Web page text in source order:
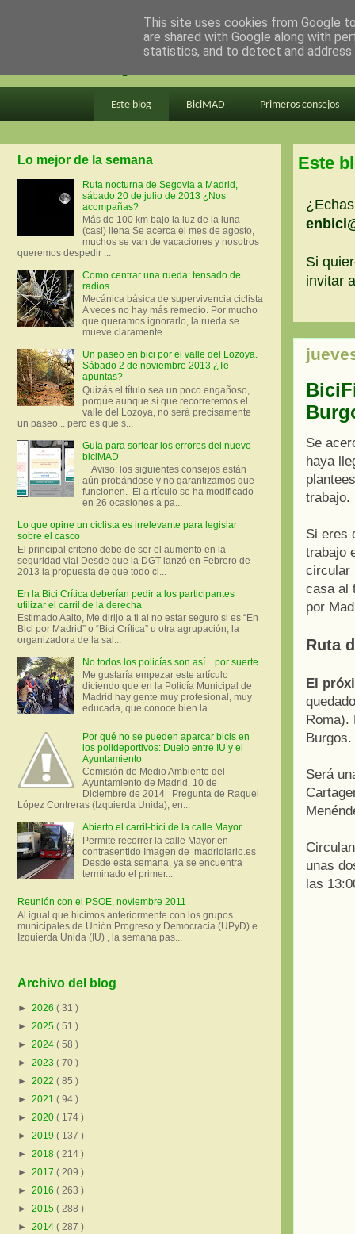
en bici por madrid
Este blog BiciMAD Primeros consejos
Este
Si
invitar
Se
haya
trabajo.
Si eres
trabajo
circular
casa al
por
Ruta
El
Roma).
Burgos.
Será
unas
las
Lo mejor de la semana
Ruta nocturna de Segovia a Madrid,
sábado 20 de julio de 2013 ¿Nos
acompañas?
Más de 100 km bajo la luz de la luna
(casi) llena Se acerca el mes de agosto,
muchos se van de vacaciones y nosotros
queremos despedir ...
Como centrar una rueda: tensado de
radios
Mecánica básica de supervivencia ciclista
A veces no hay más remedio. Por mucho
que queramos ignorarlo, la rueda se
mueve claramente ...
Un paseo en bici por el valle del Lozoya.
Sábado 2 de noviembre 2013 ¿Te
apuntas?
Quizás el título sea un poco engañoso,
porque aunque sí que recorreremos el
valle del Lozoya, no será precisamente
un paseo... pero es que s...
Guía para sortear los errores del nuevo
biciMAD
Aviso: los siguientes consejos están
aún probándose y no garantizamos que
funcionen. El a rtículo se ha modificado
en 26 ocasiones a pa...
Lo que opine un ciclista es irrelevante para legislar
sobre el casco
El principal criterio debe de ser el aumento en la
seguridad vial Desde que la DGT lanzó en Febrero de
2013 la propuesta de que todo ci...
En la Bici Crítica deberían pedir a los participantes
utilizar el carril de la derecha
Estimado Aalto, Me dirijo a ti al no estar seguro si es “En
Bici por Madrid” o “Bici Crítica” u otra agrupación, la
organizadora de la sal...
No todos los policías son así... por suerte
Me gustaría empezar este artículo
diciendo que en la Policía Municipal de
Madrid hay gente muy profesional, muy
educada, que conoce bien la ...
Por qué no se pueden aparcar bicis en
los polideportivos: Duelo entre IU y el
Ayuntamiento
Comisión de Medio Ambiente del
Ayuntamiento de Madrid. 10 de
Diciembre de 2014 Pregunta de Raquel
López Contreras (Izquierda Unida), en...
Abierto el carril-bici de la calle Mayor
Permite recorrer la calle Mayor en
contrasentido Imagen de madridiario.es
Desde esta semana, ya se encuentra
terminado el primer...
Reunión con el PSOE, noviembre 2011
Al igual que hicimos anteriormente con los grupos
municipales de Unión Progreso y Democracia (UPyD) e
Izquierda Unida (IU) , la semana pas...
Archivo del blog
► 2026 ( 31 )
► 2025 ( 51 )
► 2024 ( 58 )
► 2023 ( 70 )
► 2022 ( 85 )
► 2021 ( 94 )
► 2020 ( 174 )
► 2019 ( 137 )
► 2018 ( 214 )
► 2017 ( 209 )
► 2016 ( 263 )
► 2015 ( 288 )
► 2014 ( 287 )
This site uses cookies from Google
are shared with Google along with
statistics, and to detect and address